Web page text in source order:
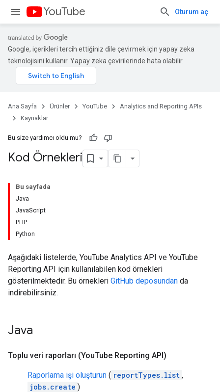
YouTube Oturum aç
Google, içerikleri tercih ettiğiniz dile çevirmek için yapay zeka
teknolojisini kullanır. Yapay zeka çevirilerinde hata olabilir.
Ana Sayfa Ürünler YouTube
Analytics and Reporting APIs
Kaynaklar
Bu size yardımcı oldu mu?
Kod Örnekleri
Bu sayfada
Java
JavaScript
PHP
Python
Aşağıdaki listelerde, YouTube Analytics API ve YouTube
Reporting API için kullanılabilen kod örnekleri
gösterilmektedir. Bu örnekleri GitHub deposundan da
indirebilirsiniz.
Java
Toplu veri raporları (YouTube Reporting API)
Raporlama işi oluşturun ( reportTypes.list ,
jobs.create )